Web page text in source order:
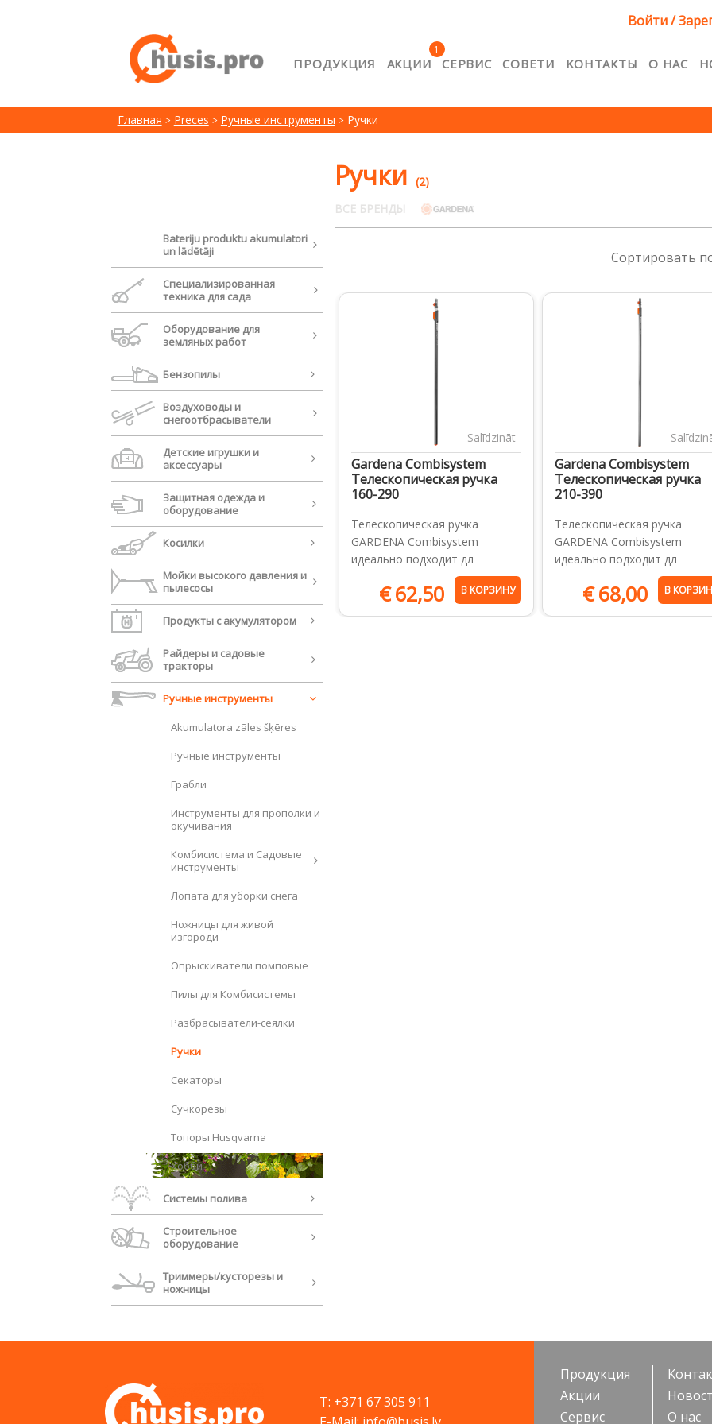
Войти /
ПРОДУКЦИЯ АКЦИИ
1
CЕРВИС CОВЕТИ KОНТАКТЫ О НАС
Возврат товара
Конфиденциальность Корзина
Лояльность
Сравнение товаров
Главная Preces Ручные инструменты Ручки
Bateriju produktu akumulatori
un lādētāji
Cпециализированная
техника для сада
Oборудование для
земляных работ
Бензопилы
Воздуховоды и
cнегоотбрасыватели
Детские игрушки и
аксессуары
Защитная одежда и
оборудование
Косилки
Мойки высокого давления и
пылесосы
Продукты с акумулятором
Райдеры и садовые
тракторы
Ручные инструменты
Akumulatora zāles šķēres
Pучные инструменты
Грабли
Инструменты для прополки и
окучивания
Комбисистема и Садовые
инструменты
Лопата для уборки снега
Ножницы для живой
изгороди
Опрыскиватели помповые
Пилы для Комбисистемы
Разбрасыватели-сеялки
Ручки
Секаторы
Сучкорезы
Топоры Husqvarna
Хобби
Системы полива
Строительное
оборудование
Триммеры/кусторезы и
ножницы
Ручки (2)
ВСЕ БРЕНДЫ
Сортировать
Salīdzināt
Gardena Combisystem
Телескопическая ручка
160-290
Телескопическая ручка
GARDENA Combisystem
идеально подходит дл
€62,50 В КОРЗИНУ
Gardena Combisystem
Телескопическая ручка
210-390
Телескопическая ручка
GARDENA Combisystem
идеально подходит дл
€68,00 В
T: +371 67 305 911
Продукция
Акции
Cервис
О нас